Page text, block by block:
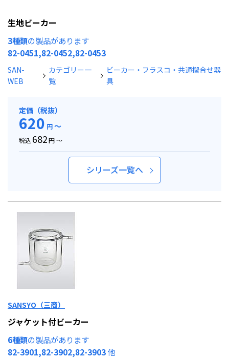
生地ビーカー
3種類の製品があります
82-0451,82-0452,82-0453
SAN-
WEB
カテゴリー一
覧
ビーカー・フラスコ・共通摺合せ器
具
定価（税抜）
620 円～
税込 682円 ～
シリーズ一覧へ
SANSYO（三商）
ジャケット付ビーカー
6種類の製品があります
82-3901,82-3902,82-3903他